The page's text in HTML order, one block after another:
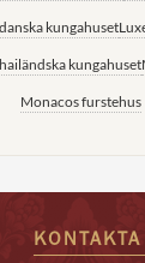
kungahuset
kungahuset
Monacos furstehus